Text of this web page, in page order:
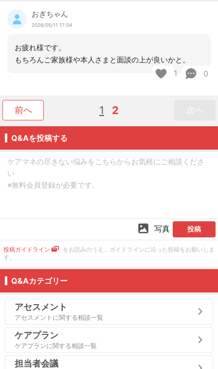
おぎちゃん
2026/05/11 17:04
お疲れ様です。
もちろんご家族様や本人さまと面談の上が良いかと。
1 0
前へ 1 2 次へ
Q&Aを投稿する
写真 投稿
投稿ガイドライン
をお読みのうえ、ガイドラインに沿った投稿をお願いしま
す。
Q&Aカテゴリー
アセスメント
アセスメントに関する相談一覧
ケアプラン
ケアプランに関する相談一覧
担当者会議